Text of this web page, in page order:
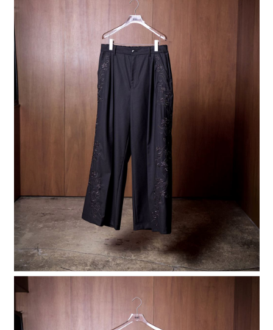
醒簡訊。
2.透過簡訊連結打開帳單後，可選擇「超商條碼／台灣大直營門市／銀行轉
帳／街口支付／iPASS MONEY」等通路繳費。
【注意事項】
1.本服務係由「台灣大哥大股份有限公司」（以下簡稱本公司）所提供，讓
用戶於交易時，得透過本服務購買商品或服務，並由商店將買賣／分期付款
買賣價金債權讓與本公司後，依約使用本公司帳單繳交帳款。
2.基於同意付款使用「大哥付你分期」之契約關係目的，商店將以您的個人
資料（包含姓名、電話或地址）提供予台灣大哥大進項蒐集、處理及利用，
由本公司與您本人進行分期帳單所需資料之確認、核對及更正。
3.完整用戶服務條款，請詳閱以下連結：
https://oppay.tw/userRule
１．於結帳方式選擇「AFTEE先享後付」後，將跳轉至「AFTEE先享後付」
結帳頁面，進行簡訊認證並確認金額後，即可完成結帳。
２．訂單成立數日內，您將收到繳費通知簡訊。
３．收到繳費通知簡訊後14天內，點擊此簡訊中的連結，可透過四大超商／
ATM／網路銀行／等多元方式進行付款，方視為交易完成。
※ 請注意：結帳手續完成當下不需立刻繳費，但若您需要取消訂單，請聯絡
購買商品的店家。未經商家同意取消之訂單仍視為有效，需透過AFTEE先享
※ 交易是否成功請以「AFTEE先享後付 」之結帳頁面顯示為準，若有關於
是否繳費成功／繳費後需取消欲退款等相關疑問，請聯繫「AFTEE先享後付
https://netprotections.freshdesk.com/support/home
１．透過由恩沛科技股份有限公司提供之「AFTEE先享後付」服務完成之交
易，需依本服務之必要範圍內提供個人資料，並將交易相關給付款項請求債
權轉讓予恩沛科技股份有限公司。
２．關於個人資料處理事宜，請瀏覽以下網址：
３．未成年的使用者請事先徵得法定代理人或監護人之同意方可使用
「AFTEE先享後付」，若未經同意申辦者引起之損失，本公司不負相關責
４．使用「AFTEE先享後付」時，將依據個別帳號之用戶狀況，依本公司即
時審查核予不同之上限額度；若仍有額度不足之情形，本公司將視審查結果
請求用戶進行身份認證。
５．嚴禁一人註冊多個帳號或使用他人資訊註冊。若發現惡意使用之情形，
恩沛科技股份有限公司將有權停止該用戶之使用額度並採取法律行動。
每筆NT$80，滿NT$1,500(含以上)免運費
7-11 取貨付款
每筆NT$80，滿NT$1,500(含以上)免運費
付款後 7-11取貨
每筆NT$80，滿NT$1,500(含以上)免運費
每筆NT$80，滿NT$1,500(含以上)免運費